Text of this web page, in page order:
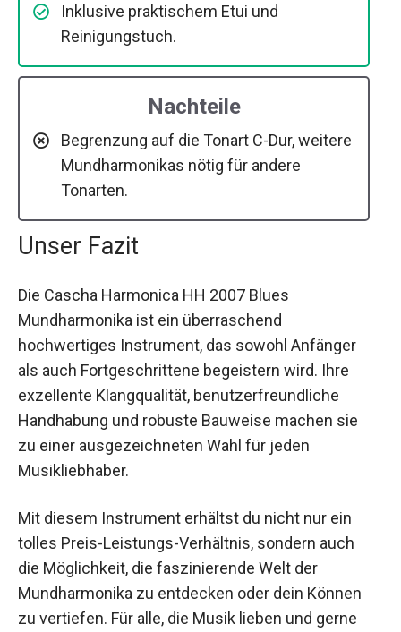
Inklusive praktischem Etui und
Reinigungstuch.
Nachteile
Begrenzung auf die Tonart C-Dur, weitere
Mundharmonikas nötig für andere
Tonarten.
Unser Fazit
Die Cascha Harmonica HH 2007 Blues
Mundharmonika ist ein überraschend
hochwertiges Instrument, das sowohl Anfänger
als auch Fortgeschrittene begeistern wird. Ihre
exzellente Klangqualität, benutzerfreundliche
Handhabung und robuste Bauweise machen sie
zu einer ausgezeichneten Wahl für jeden
Musikliebhaber.
Mit diesem Instrument erhältst du nicht nur ein
tolles Preis-Leistungs-Verhältnis, sondern auch
die Möglichkeit, die faszinierende Welt der
Mundharmonika zu entdecken oder dein Können
zu vertiefen. Für alle, die Musik lieben und gerne